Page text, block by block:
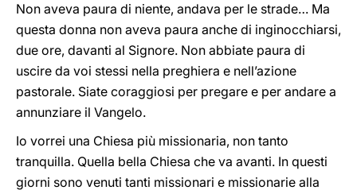
Non aveva paura di niente, andava per le strade… Ma
questa donna non aveva paura anche di inginocchiarsi,
due ore, davanti al Signore. Non abbiate paura di
uscire da voi stessi nella preghiera e nell’azione
pastorale. Siate coraggiosi per pregare e per andare a
annunziare il Vangelo.
Io vorrei una Chiesa più missionaria, non tanto
tranquilla. Quella bella Chiesa che va avanti. In questi
giorni sono venuti tanti missionari e missionarie alla